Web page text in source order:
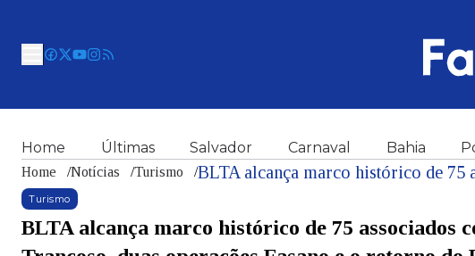
Home Últimas Salvador Carnaval Bahia
Home /Notícias /Turismo /
Turismo
BLTA alcança marco histórico de 75 associados